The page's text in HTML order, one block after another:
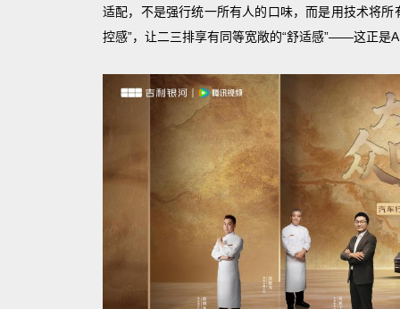
适配，不是强行统一所有人的口味，而是用技术将
控感”，让二三排享有同等宽敞的“舒适感”——这正是